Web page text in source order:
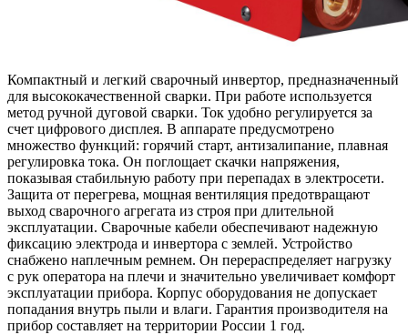
Компактный и легкий сварочный инвертор, предназначенный
для высококачественной сварки. При работе используется
метод ручной дуговой сварки. Ток удобно регулируется за
счет цифрового дисплея. В аппарате предусмотрено
множество функций: горячий старт, антизалипание, плавная
регулировка тока. Он поглощает скачки напряжения,
показывая стабильную работу при перепадах в электросети.
Защита от перегрева, мощная вентиляция предотвращают
выход сварочного агрегата из строя при длительной
эксплуатации. Сварочные кабели обеспечивают надежную
фиксацию электрода и инвертора с землей. Устройство
снабжено наплечным ремнем. Он перераспределяет нагрузку
с рук оператора на плечи и значительно увеличивает комфорт
эксплуатации прибора. Корпус оборудования не допускает
попадания внутрь пыли и влаги. Гарантия производителя на
прибор составляет на территории России 1 год.